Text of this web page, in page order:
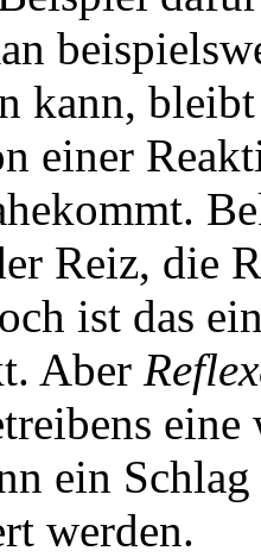
kann,
einer
Reiz, die
ist das
Aber
ein
werden.